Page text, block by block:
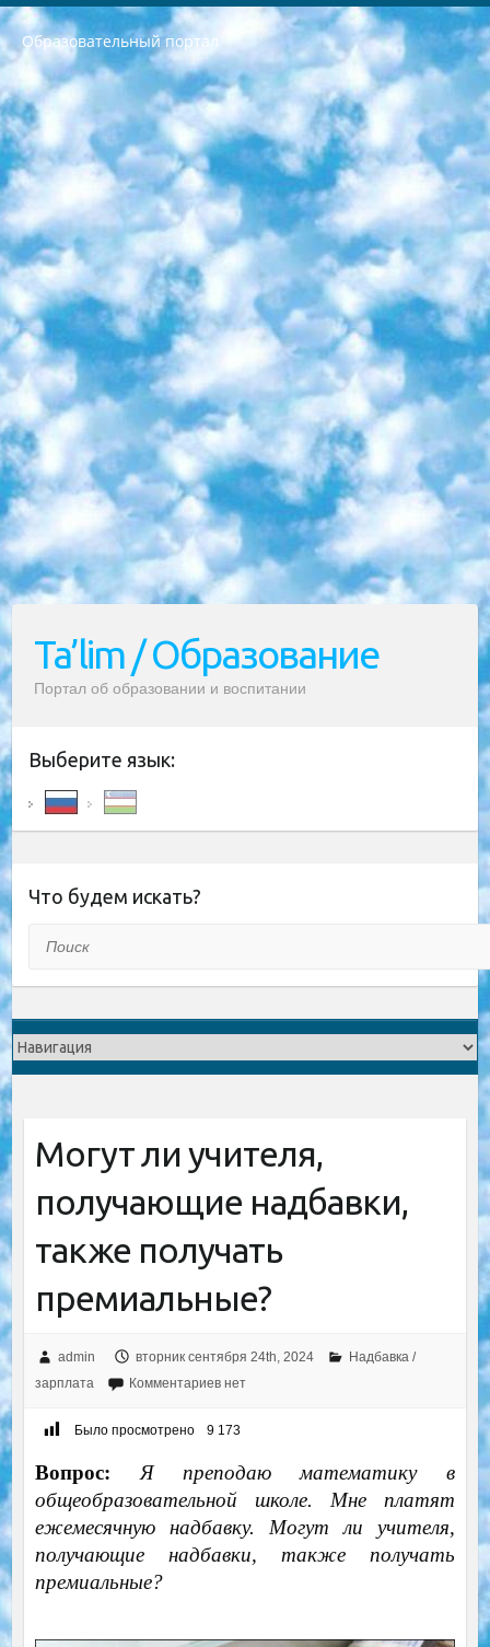
Образовательный портал
РЕСПУБЛИКА УЗБЕКИСТАН МИНИСТРЕРСТВО ДОШКОЛЬНОГО И ШКОЛЬНОГО ОБРАЗОВАНИЯ КОМАНДА в общеобразовательных учреждениях в 2023-2024 учебном году организация и проведение итоговой государственной аттестации обучающихся о Министра дошкольного и школьного образования Республики Узбекистан от 4 марта 2008 года (постановлением Минюста от 20 марта 2008 года № 1778 государственной регистрации) «Итоговое состояние учащихся общего среднего образования на основании положения об утверждении положения об аттестации общего среднего образования выпускной экзамен студентов в образовательных учреждениях в 2023-2024 учебном году В целях организации и прохождения аттестации приказываю: 1. Следующее: перечень предметов, по которым будет проводиться итоговая государственная аттестация и экзамен формы перевода согласно приложению 1; сертификаты международного образца, оценивающие уровень владения иностранными языками перечень согласно приложению 2; 2. Педагогический при специализированных образовательных учреждениях. научно-практический центр квалификации и международной оценки (Д.Давидова) 2024 г. До 25 марта: задания по предметам, по которым будет проводиться итоговая аттестация разработка и утверждение технических условий; итоговая аттестация на основании разработанного предметного задания разработка вопросов по предметам (устно и письменно), экзамен передача; общеобразовательные средние школы и специальные учебные заведения учащиеся выпускных классов школ и интернатов в агентской системе подготовка базы данных экзаменационных материалов и критериев оценки; перевод базы экзаменационных материалов на все языки обучения подать в Республиканский образовательный центр для изготовления; варианты экзаменов на основе разработанных контрольных материалов пусть будут поставлены задачи формирования. 3. Республиканский образовательный центр (Ш.Худайкулов) до 5 апреля 2024 года. до: база данных предоставленных экзаменационных материалов на все языки обучения перевод и экспертиза; для слепых, слабовидящих, глухих, слабослышащих и умственно отсталых детей учащиеся выпускных классов специализированных школ и школ-интернатов база данных экзаменационных материалов на всех преподаваемых языках подготовка критериев оценки; специализированные школы для умственно отсталых детей и технологии для учащихся выпускных классов школ-интернатов разработка соответствующих рекомендаций и критериев проведения ЕГЭ по естествознанию давать задания. 4. Педагогический при специализированных образовательных учреждениях. Научно-практический центр навыков и международной оценки (Д.Давидова), Республика образовательный центр (Худайкулов Ш.) итоговый государственный аттестационный экзамен ориентирован на творческое и логическое мышление при подготовке базы материалов учитывать введение заданий. 5. Следует отметить, что: сертификат государственного образца о знании общеобразовательного предмета и как минимум национальный уровень B1 по предметам на иностранных языках, указанным в Приложении 2. или международно признанный сертификат эквивалентного уровня студенты, изучающие определенный предмет, освобождаются от экзамена; по соответствующим предметам запланирована итоговая государственная аттестация за день до дня, путем жеребьевки Рабочей группой (в письменной форме по предметам, проводимым в форме) из числа сформированных вариантов выбрано 2 варианта; 2 выбранных варианта экзамена анонсированы на официальном сайте министерства и все выпускники по всей стране на основе этих вариантов проводит итоговую государственную аттестацию. 6. Государственное образование учащихся средних общеобразовательных учреждений. знания в соответствии с квалификационными требованиями, которые необходимо приобрести на основании стандартов итоговый (выпускной) контроль для 9 и 11 классов в целях тестирования Экзамены (далее – экзамены) состоят из предметов, перечисленных в приложении 1. будет сделано. 7. Экзамены пройдут с 26 мая по 15 июня 2024 г. (кроме науки физического воспитания). 8. Физическая для учащихся 9 классов общесредних образовательных учреждений. Экзамены по предмету «Образование, квалификация медицина» 1-6 мая 2024 года. сотрудники перевести под присмотр (с отклонениями в физическом или умственном развитии) специализированная школа для детей, школы-интернаты и со сколиозом школы-интернаты санаторного типа для больных детей исключены). 9. Он был слепым, слабовидящим и имел нарушения опорно-двигательного аппарата. экзамены в специализированных школах и интернатах для детей должны проводиться исходя из требований, предъявляемых к общеобразовательным учреждениям (физкультура кроме науки). 10. Специализированная школа для глухих и слабослышащих детей. и экзамены в интернатах и быть реализован в виде письменного теста по математике. 11. Специальность для умственно отсталых детей. Для 9 класса Родной язык и литературное письмо Государственный язык (язык обучения – узбекский). для неклассов) написано Математическое письмо Письменная/устная история Узбекистана Физическое воспитание практично Итоговый контроль Для 11 класса Написание родного языка и литературы (эссе) Математическое письмо Узбекский язык (обучение на узбекском языке) не посещающее общее среднее образование для учреждений)/Образовательное учреждение выбор письменный и устный Иностранный язык письменный/устный Письменная/устная история Узбекистана *По выбору студента:  Химия  Физика  Основы государственного права  География 10 бесплатных образовательных ресурсов - Мы составили подборку онлайн-проектов с интерактивными упражнениями, видеолекциями и статьями. Они помогут вам обрести новые и освежить старые знания бесплатно. 1. «ИНТУИТ» Старейшая образовательная площадка Рунета. Здесь вы найдёте сотни текстовых и видеокурсов на десятки различных тем — от программирования до психологии. Многие курсы подготовлены российскими университетами и крупными международными компаниями вроде Intel и Microsoft. Самостоятельное обучение бесплатное, но желающие могут оплатить услуги персональных наставников. 2. «Смартия» знакомит с актуальными профессиями и подсказывает, как им обучаться. Выбрав заинтересовавшую вас специальность — SMM-специалист, фотограф, веб-дизайнер или другую, — увидите список необходимых для неё умений. Чтобы вы могли освоить их самостоятельно, для каждого умения площадка отображает подборку ссылок на учебные материалы. Хотя «Смартия» ориентируется на русскоязычную аудиторию, часть контента всё же доступна только на английском. 3. «Лекторий Физтеха» Проект Московского физико-технического института (Физтеха). С его помощью вы можете смотреть онлайн серии лекций, записанные на видео в этом вузе. В числе доступных предметов — физика, биология, химия, информационные технологии и другие. К некоторым лекциям администрация ресурса прилагает готовые конспекты, которые можно скачивать в PDF-формате. 4. ITMOcourses Онлайн-площадка Санкт-Петербургского национального исследовательского университета информационных технологий, механики и оптики (ИТМО). Ресурс предоставляет свободный доступ к курсам, разработанным в этом вузе. Каталог материалов разбит на четыре категории: «Оптические системы и технологии», «Приборостроение и робототехника», «Информационные технологии» и «Биотехнологии». Курсы состоят из видеолекций, интерактивных демонстраций и заданий. 5. «КиберЛенинка» Электронная научная библиотека открытого доступа. Каталог площадки регулярно обрастает текстами статей из различных научных изданий. Сгруппированные по журналам и рубрикам публикации можно читать онлайн или скачивать целиком в PDF-формате. Проект нацелен на популяризацию науки за счёт открытого доступа к качественной информации. 6. «ПостНаука» На этом ресурсе публикуют подборки видеолекций, составленные экспертами из разных отраслей и объединённые общими темами. Среди них, к примеру, есть серии «Биоинформатика и геномика», «Культура средневековой Скандинавии» и Cinema Studies о теории кино. Каждая подборка лекций — логически связанная история, рассказанная экспертом от первого лица. Кроме того, на сайте появляются научно-образовательные статьи и тесты на разные темы. 7. «Newочём» Команда проекта «Newочём» отбирает самые интересные тексты из англоязычных СМИ и переводит те из них, за которые голосуют участники сообщества «ВКонтакте». По большей части это научно-популярные статьи. Редакторы придумывают лишь заголовки, в остальном содержание переводов соответствует оригиналам. Полные тексты можно читать прямо в социальной сети. 8. InternetUrok Онлайн-база материалов по основным дисциплинам школьной программы. Информация на сайте структурирована по классам, предметам и темам (урокам). Каждый урок состоит из видеолекций и конспектов. Есть также интерактивные тренажёры и тесты для закрепления пройденного материала. Даже если вы давно окончили школу, возможность повторить программу старших классов всегда может пригодиться. 9. Edutainme Ещё один ресурс об образовании. В отличие от Newtonew, как мне кажется, Edutainme больше ориентируется на представителей индустрии: педагогов, предпринимателей, разработчиков образовательных проектов. Но и любой, кто просто стремится к саморазвитию, найдёт на сайте много полезного и интересного для себя. Например, информацию о новых курсах и образовательных сервисах. 10. Newtonew Онлайн-медиа об образовании и обучении в широком смысле. Авторы Newtonew пишут об инструментах, заведениях, тактиках и стратегиях, которые помогают учить других и получать новые знания самостоятельно. На этой площадке вы найдёте новости, обзоры, аналитические мат
Ta’lim / Образование
Портал об образовании и воспитании
Выберите язык:
Что будем искать?
Могут ли учителя,
получающие надбавки,
также получать
премиальные?
admin вторник сентября 24th, 2024
Надбавка /
зарплата
Комментариев нет
Было просмотрено 9 173
Вопрос:
Я преподаю математику в
общеобразовательной школе. Мне платят
ежемесячную надбавку. Могут ли учителя,
получающие надбавки, также получать
премиальные?